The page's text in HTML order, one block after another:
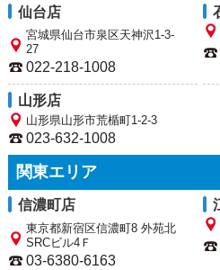
仙台店
宮城県仙台市泉区天神沢1-3-
27
022-218-1008
山形店
山形県山形市荒楯町1-2-3
023-632-1008
関東エリア
信濃町店
東京都新宿区信濃町8 外苑北
SRCビル4Ｆ
03-6380-6163